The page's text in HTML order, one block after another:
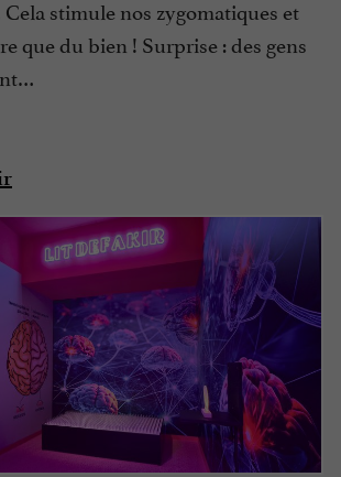
stimule nos zygomatiques et
que du bien ! Surprise : des gens